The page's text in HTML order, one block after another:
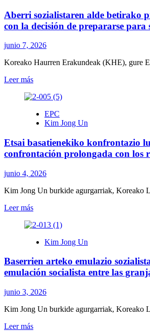
Aberri sozialistaren alde betirako
con la decisión de prepararse
junio 7, 2026
Koreako Haurren Erakundeak (KHE), gure
Leer másLeer
sobre
sozialistaren
alde
prestatzeko
erabakiarekin
80
urte
ospatu
ditu
Koreako
Haurren
/
de
de
Corea
cumple
80
años
con
la
decisión
EPC
Kim Jong Un
Etsai basatienekiko konfrontazio
confrontación prolongada con los
junio 4, 2026
Kim Jong Un burkide agurgarriak, Koreako
Leer másLeer
sobre
basatienekiko
luzea
dakar
Iraultzak;
Kim
Jong
Un
arma
Kim Jong Un
Baserrien arteko emulazio
emulación socialista entre las
junio 3, 2026
Kim Jong Un burkide agurgarriak, Koreako
Leer másLeer